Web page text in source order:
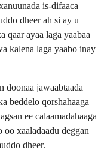
is-difaaca
dheer ah si ay u
qaar ayaa laga yaabaa
kalena laga yaabo inay
doonaa jawaabtaada
beddelo qorshahaaga
ee calaamadahaaga
xaaladaadu deggan
dheer.